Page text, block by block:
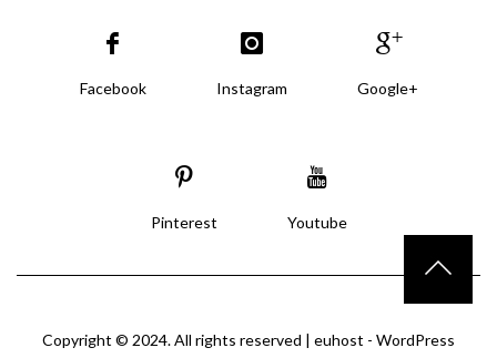
Facebook Instagram Google+
Pinterest Youtube
Copyright © 2024. All rights reserved | euhost - WordPress